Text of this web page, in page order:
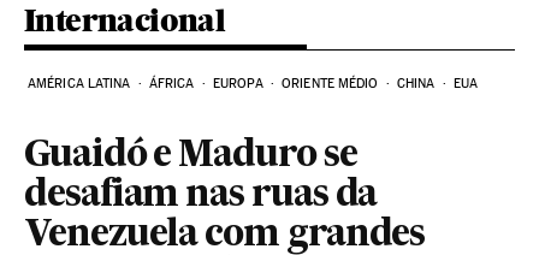
Internacional
AMÉRICA LATINA ÁFRICA EUROPA ORIENTE MÉDIO CHINA EUA
Guaidó e Maduro se
desafiam nas ruas da
Venezuela com grandes